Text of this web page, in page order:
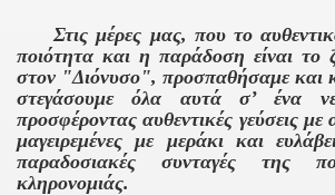
Στις μέρες μας, που το
ποιότητα και η παράδοση είναι το
στον "Διόνυσο", προσπαθήσαμε και
στεγάσουμε όλα αυτά σ’ ένα
προσφέροντας αυθεντικές γεύσεις με
μαγειρεμένες με μεράκι και
παραδοσιακές συνταγές της
κληρονομιάς.